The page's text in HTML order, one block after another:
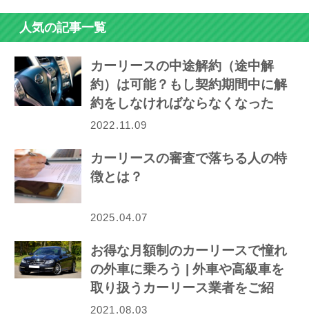
人気の記事一覧
カーリースの中途解約（途中解
約）は可能？もし契約期間中に解
約をしなければならなくなった
ら…
2022.11.09
カーリースの審査で落ちる人の特
徴とは？
2025.04.07
お得な月額制のカーリースで憧れ
の外車に乗ろう | 外車や高級車を
取り扱うカーリース業者をご紹
介！
2021.08.03